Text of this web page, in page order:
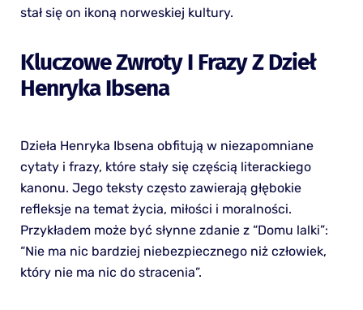
stał się on ikoną norweskiej kultury.
Kluczowe Zwroty I Frazy Z Dzieł
Henryka Ibsena
Dzieła Henryka Ibsena obfitują w niezapomniane
cytaty i frazy, które stały się częścią literackiego
kanonu. Jego teksty często zawierają głębokie
refleksje na temat życia, miłości i moralności.
Przykładem może być słynne zdanie z “Domu lalki”:
“Nie ma nic bardziej niebezpiecznego niż człowiek,
który nie ma nic do stracenia”.